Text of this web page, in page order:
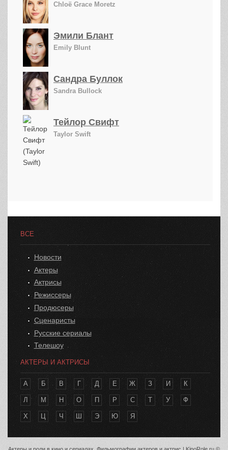
Chloë Grace Moretz
Эмили Блант
Emily Blunt
Сандра Буллок
Sandra Bullock
Тейлор Свифт
Taylor Swift
ВСЕ
Новости
Актеры
Актрисы
Режиссеры
Продюсеры
Сценаристы
Русские сериалы
Телешоу
АКТЕРЫ И АКТРИСЫ
А Б В Г Д Е Ж З И К
Л М Н О П Р С Т У Ф
Х Ц Ч Ш Э Ю Я